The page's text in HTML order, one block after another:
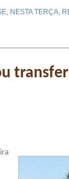
, NESTA TERÇA,